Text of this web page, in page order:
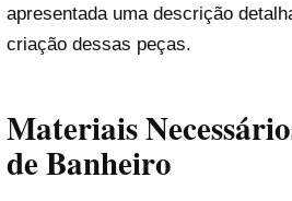
apresentada uma descrição
criação dessas peças.
Materiais
de Banheiro